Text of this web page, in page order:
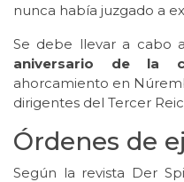
nunca había juzgado a
Se debe llevar a cabo
aniversario de la
ahorcamiento en
dirigentes del Tercer
Órdenes de
Según la revista Der